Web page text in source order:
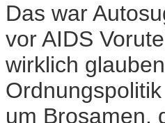
Das war
vor AIDS
wirklich
um Brosamen,